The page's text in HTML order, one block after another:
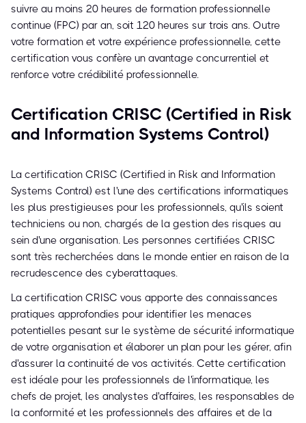
suivre au moins 20 heures de formation professionnelle
continue (FPC) par an, soit 120 heures sur trois ans. Outre
votre formation et votre expérience professionnelle, cette
certification vous confère un avantage concurrentiel et
renforce votre crédibilité professionnelle.
Certification CRISC (Certified in Risk
and Information Systems Control)
La certification CRISC (Certified in Risk and Information
Systems Control) est l'une des certifications informatiques
les plus prestigieuses pour les professionnels, qu'ils soient
techniciens ou non, chargés de la gestion des risques au
sein d'une organisation. Les personnes certifiées CRISC
sont très recherchées dans le monde entier en raison de la
recrudescence des cyberattaques.
La certification CRISC vous apporte des connaissances
pratiques approfondies pour identifier les menaces
potentielles pesant sur le système de sécurité informatique
de votre organisation et élaborer un plan pour les gérer, afin
d'assurer la continuité de vos activités. Cette certification
est idéale pour les professionnels de l'informatique, les
chefs de projet, les analystes d'affaires, les responsables de
la conformité et les professionnels des affaires et de la